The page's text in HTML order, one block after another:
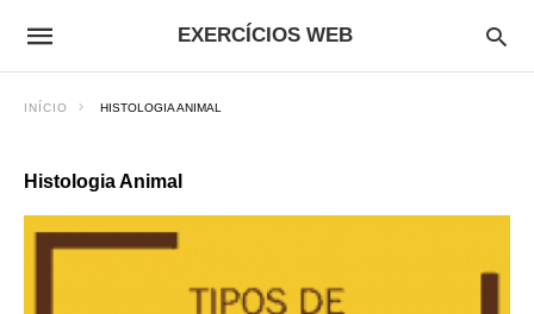
EXERCÍCIOS WEB
INÍCIO HISTOLOGIA ANIMAL
Histologia Animal